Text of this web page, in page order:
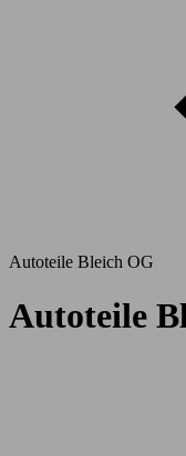
Autoteile Bleich OG
Autoteile